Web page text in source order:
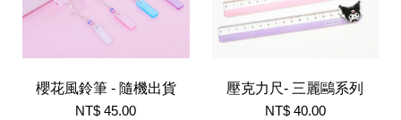
櫻花風鈴筆 - 隨機出貨
NT$ 45.00
壓克力尺- 三麗鷗系列
NT$ 40.00